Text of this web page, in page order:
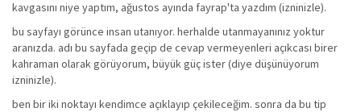
kavgasını niye yaptım, ağustos ayında fayrap'ta yazdım (izninizle).
bu sayfayı görünce insan utanıyor. herhalde utanmayanınız yoktur
aranızda. adı bu sayfada geçip de cevap vermeyenleri açıkcası birer
kahraman olarak görüyorum, büyük güç ister (diye düşünüyorum
izninizle).
ben bir iki noktayı kendimce açıklayıp çekileceğim. sonra da bu tip